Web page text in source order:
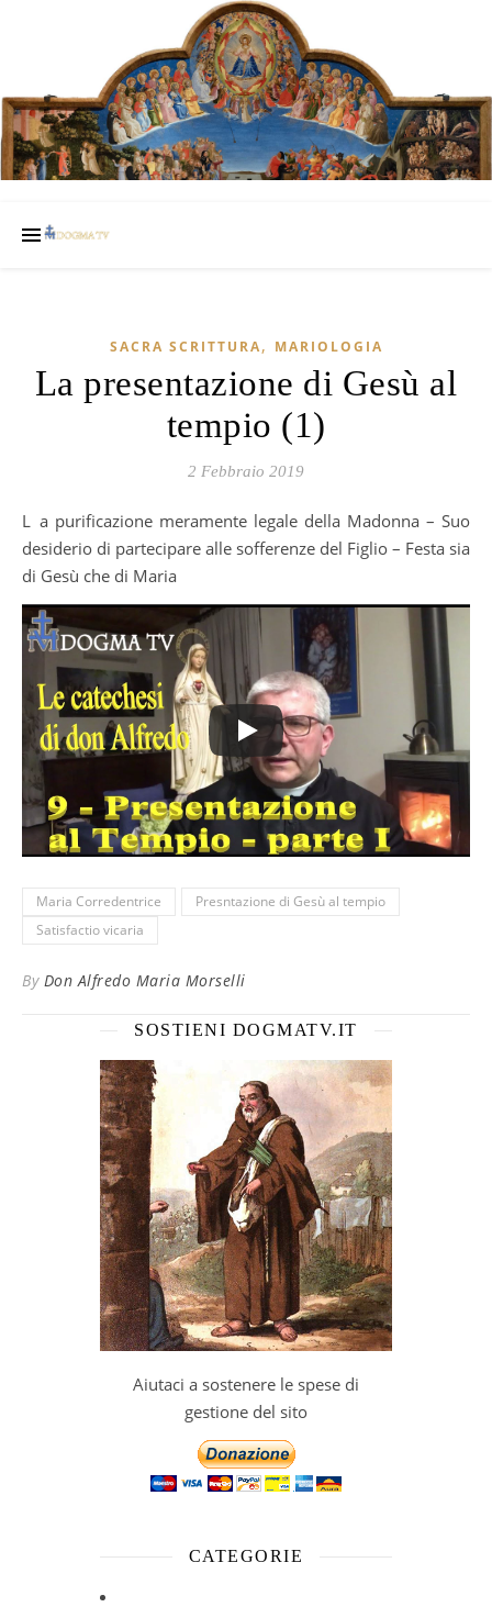
SACRA SCRITTURA, MARIOLOGIA
La presentazione di Gesù al
tempio (1)
2 Febbraio 2019
La purificazione meramente legale della Madonna – Suo
desiderio di partecipare alle sofferenze del Figlio – Festa sia
di Gesù che di Maria
Maria Corredentrice
Presntazione di Gesù al tempio
Satisfactio vicaria
By Don Alfredo Maria Morselli
SOSTIENI DOGMATV.IT
Aiutaci a sostenere le spese di
gestione del sito
CATEGORIE